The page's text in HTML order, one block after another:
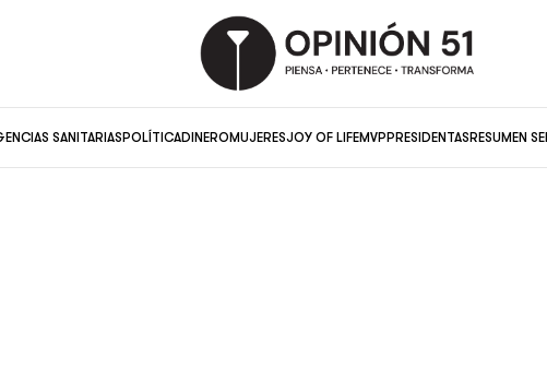
SANITARIASPOLÍTICADINEROMUJERESJOY OF LIFEMVPPRESIDENTASRESUMEN